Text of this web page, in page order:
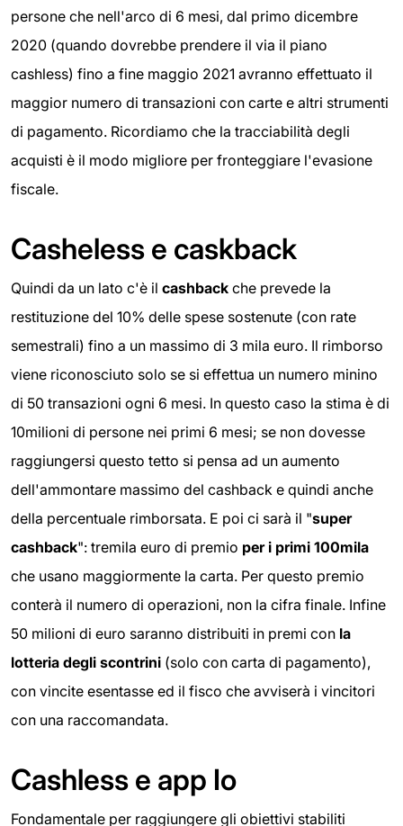
persone che nell'arco di 6 mesi, dal primo dicembre
2020 (quando dovrebbe prendere il via il piano
cashless) fino a fine maggio 2021 avranno effettuato il
maggior numero di transazioni con carte e altri strumenti
di pagamento. Ricordiamo che la tracciabilità degli
acquisti è il modo migliore per fronteggiare l'evasione
fiscale.
Casheless e caskback
Quindi da un lato c'è il cashback che prevede la
restituzione del 10% delle spese sostenute (con rate
semestrali) fino a un massimo di 3 mila euro. Il rimborso
viene riconosciuto solo se si effettua un numero minino
di 50 transazioni ogni 6 mesi. In questo caso la stima è di
10milioni di persone nei primi 6 mesi; se non dovesse
raggiungersi questo tetto si pensa ad un aumento
dell'ammontare massimo del cashback e quindi anche
della percentuale rimborsata. E poi ci sarà il "super
cashback": tremila euro di premio per i primi 100mila
che usano maggiormente la carta. Per questo premio
conterà il numero di operazioni, non la cifra finale. Infine
50 milioni di euro saranno distribuiti in premi con la
lotteria degli scontrini (solo con carta di pagamento),
con vincite esentasse ed il fisco che avviserà i vincitori
con una raccomandata.
Cashless e app Io
Fondamentale per raggiungere gli obiettivi stabiliti